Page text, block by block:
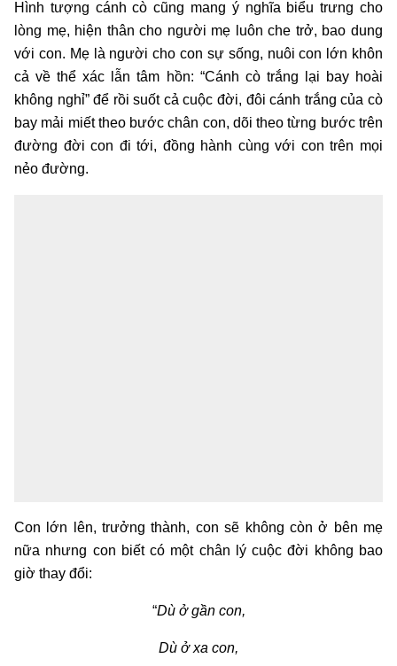
Hình tượng cánh cò cũng mang ý nghĩa biểu trưng cho
lòng mẹ, hiện thân cho người mẹ luôn che trở, bao dung
với con. Mẹ là người cho con sự sống, nuôi con lớn khôn
cả về thể xác lẫn tâm hồn: “Cánh cò trắng lại bay hoài
không nghỉ” để rồi suốt cả cuộc đời, đôi cánh trắng của cò
bay mải miết theo bước chân con, dõi theo từng bước trên
đường đời con đi tới, đồng hành cùng với con trên mọi
nẻo đường.
Con lớn lên, trưởng thành, con sẽ không còn ở bên mẹ
nữa nhưng con biết có một chân lý cuộc đời không bao
giờ thay đổi:
“Dù ở gần con,
Dù ở xa con,